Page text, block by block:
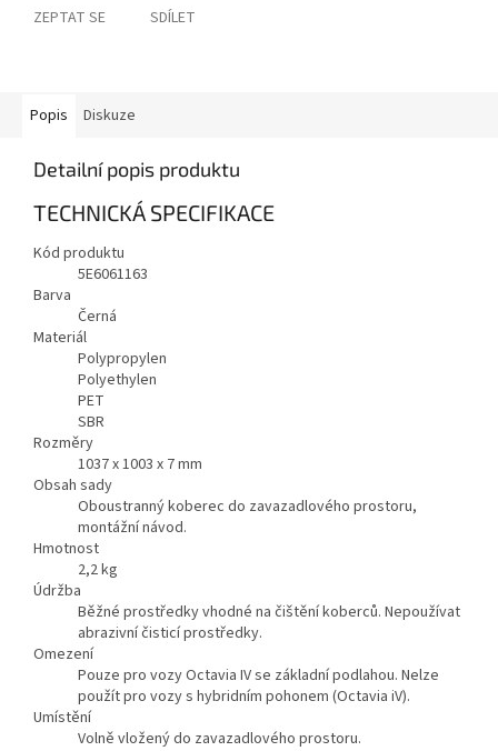
ZEPTAT SE SDÍLET
Popis Diskuze
Detailní popis produktu
TECHNICKÁ SPECIFIKACE
Kód produktu
5E6061163
Barva
Černá
Materiál
Polypropylen
Polyethylen
PET
SBR
Rozměry
1037 x 1003 x 7 mm
Obsah sady
Oboustranný koberec do zavazadlového prostoru,
montážní návod.
Hmotnost
2,2kg
Údržba
Běžné prostředky vhodné na čištění koberců. Nepoužívat
abrazivní čisticí prostředky.
Omezení
Pouze pro vozy Octavia IV se základní podlahou. Nelze
použít pro vozy s hybridním pohonem (Octavia iV).
Umístění
Volně vložený do zavazadlového prostoru.